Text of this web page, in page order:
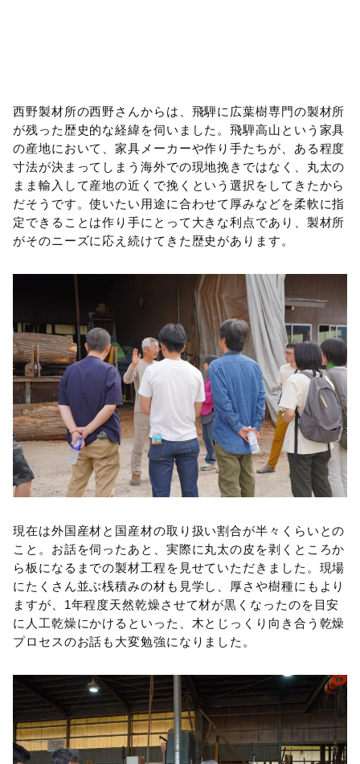
西野製材所の西野さんからは、飛騨に広葉樹専門の製材所
が残った歴史的な経緯を伺いました。飛騨高山という家具
の産地において、家具メーカーや作り手たちが、ある程度
寸法が決まってしまう海外での現地挽きではなく、丸太の
まま輸入して産地の近くで挽くという選択をしてきたから
だそうです。使いたい用途に合わせて厚みなどを柔軟に指
定できることは作り手にとって大きな利点であり、製材所
がそのニーズに応え続けてきた歴史があります。
現在は外国産材と国産材の取り扱い割合が半々くらいとの
こと。お話を伺ったあと、実際に丸太の皮を剥くところか
ら板になるまでの製材工程を見せていただきました。現場
にたくさん並ぶ桟積みの材も見学し、厚さや樹種にもより
ますが、1年程度天然乾燥させて材が黒くなったのを目安
に人工乾燥にかけるといった、木とじっくり向き合う乾燥
プロセスのお話も大変勉強になりました。